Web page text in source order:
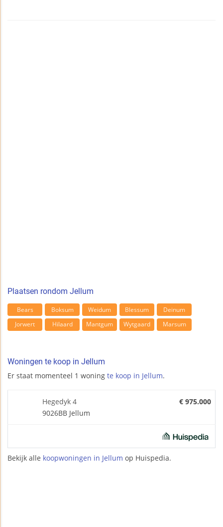
Plaatsen rondom Jellum
Bears Boksum Weidum Blessum
Deinum
Jorwert
Hilaard Mantgum Wytgaard Marsum
Woningen te koop in Jellum
Er staat momenteel 1 woning te koop in Jellum.
Hegedyk 4
9026BB Jellum
€ 975.000
Bekijk alle koopwoningen in Jellum op Huispedia.